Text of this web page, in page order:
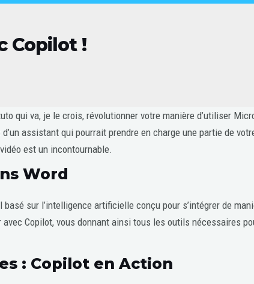
Copilot !
qui va, je le crois, révolutionner votre manière d’utiliser
assistant qui pourrait prendre en charge une partie de
est un incontournable.
Word
sur l’intelligence artificielle conçu pour s’intégrer de
Copilot, vous donnant ainsi tous les outils nécessaires
: Copilot en Action